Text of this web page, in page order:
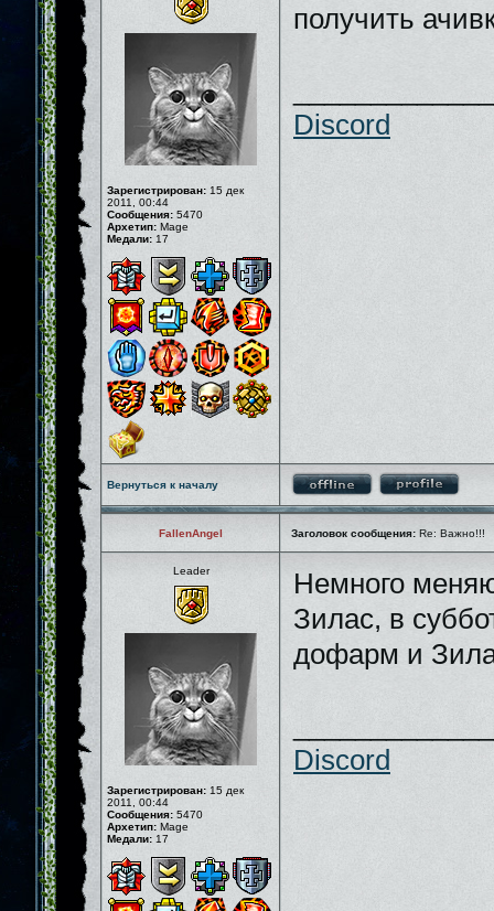
Зарегистрирован: 15 дек
2011, 00:44
Сообщения: 5470
Архетип: Mage
Медали: 17
получить
Discord
Вернуться к началу
FallenAngel Заголовок сообщения: Re: Важно!!!
Leader
Зарегистрирован: 15 дек
2011, 00:44
Сообщения: 5470
Архетип: Mage
Медали: 17
Немного
Зилас, в
дофарм и
Discord